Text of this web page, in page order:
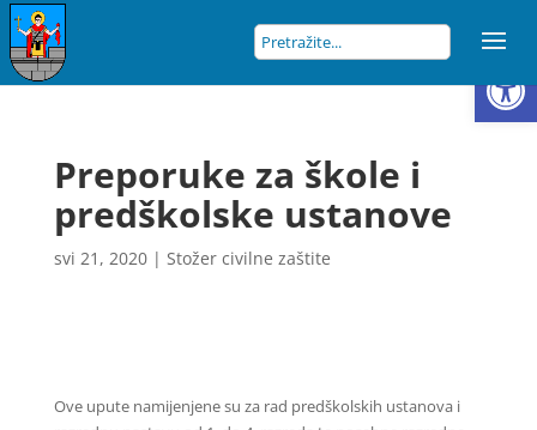
Preporuke za škole i
predškolske ustanove
svi 21, 2020| Stožer civilne zaštite
Ove upute namijenjene su za rad predškolskih ustanova i